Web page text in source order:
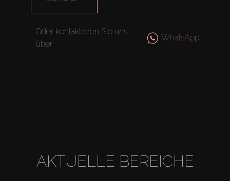
Off-Plan
Oder kontaktieren Sie uns
über
WhatsApp
AKTUELLE BEREICHE